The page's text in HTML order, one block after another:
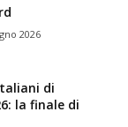
2026
di
la finale di